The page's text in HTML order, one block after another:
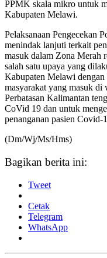
PPMK skala mikro untuk
Kabupaten Melawi.
Pelaksanaan Pengecekan
menindak lanjuti terkait
masuk dalam Zona Merah
salah satu upaya yang
Kabupaten Melawi dengan
masyarakat yang masuk
Perbatasan Kalimantan
CoVid 19 dan untuk
penanganan pasien Covid-
(Dm/Wj/Ms/Hms)
Bagikan berita ini:
Tweet
Cetak
Telegram
WhatsApp